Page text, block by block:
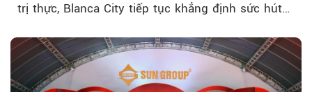
trị thực, Blanca City tiếp tục khẳng định sức hút